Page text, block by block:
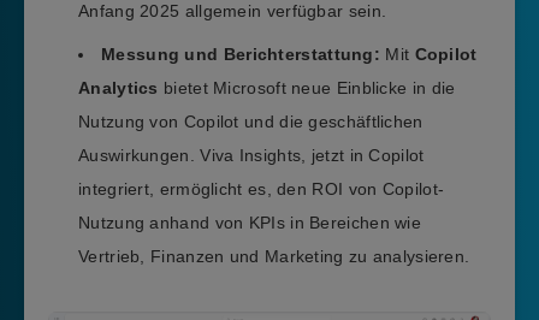
Anfang 2025 allgemein verfügbar sein.
Messung und Berichterstattung: Mit Copilot
Analytics bietet Microsoft neue Einblicke in die
Nutzung von Copilot und die geschäftlichen
Auswirkungen. Viva Insights, jetzt in Copilot
integriert, ermöglicht es, den ROI von Copilot-
Nutzung anhand von KPIs in Bereichen wie
Vertrieb, Finanzen und Marketing zu analysieren.